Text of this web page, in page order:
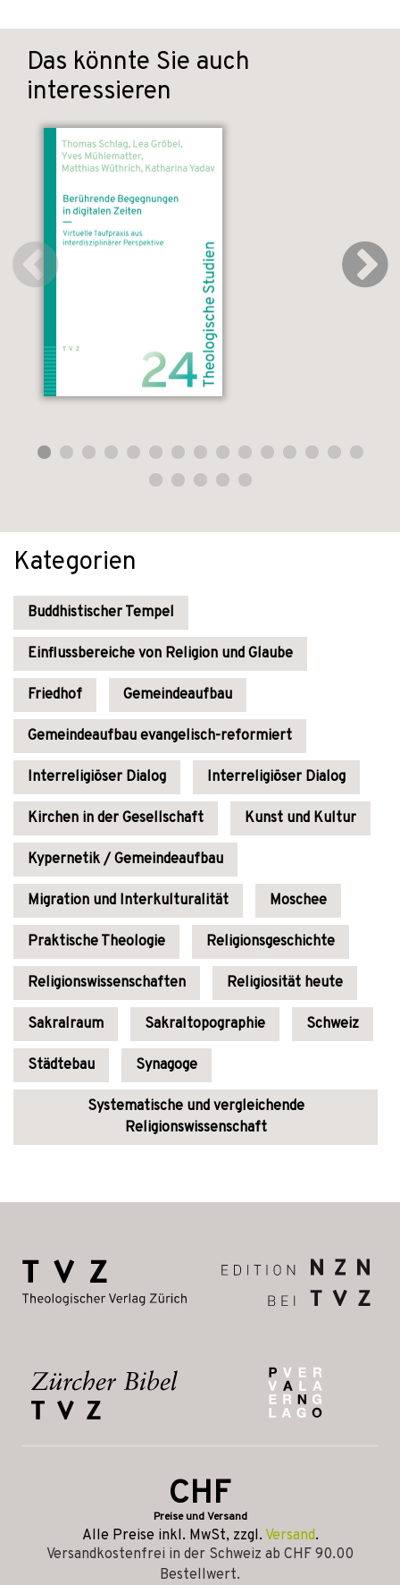
Das könnte Sie auch
interessieren
Kategorien
Buddhistischer Tempel
Einflussbereiche von Religion und Glaube
Friedhof Gemeindeaufbau
Gemeindeaufbau evangelisch-reformiert
Interreligiöser Dialog Interreligiöser Dialog
Kirchen in der Gesellschaft Kunst und Kultur
Kypernetik / Gemeindeaufbau
Migration und Interkulturalität Moschee
Praktische Theologie Religionsgeschichte
Religionswissenschaften Religiosität heute
Sakralraum Sakraltopographie Schweiz
Städtebau Synagoge
Systematische und vergleichende
Religionswissenschaft
CHF
Preise und Versand
Alle Preise inkl. MwSt, zzgl. Versand.
Versandkostenfrei in der Schweiz ab CHF 90.00
Bestellwert.